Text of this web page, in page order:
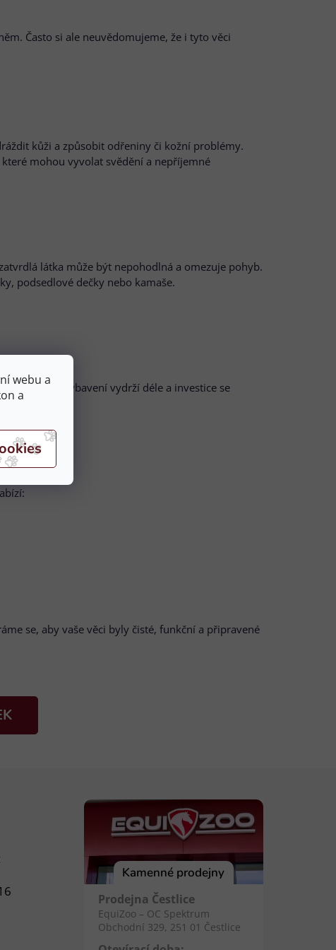
webu a
a
Často si ale neuvědomujeme, že i tyto věci
kůži a způsobit odřeniny či kožní problémy.
mohou vyvolat svědění a nepříjemné
látka může být nepohodlná a omezuje pohyb.
podsedlové dečky nebo kamaše.
praní vám vybavení vydrží déle a investice se
se, aby vaše věci byly čisté, funkční a připravené
Kamenné prodejny
Prodejna Čestlice
EquiZoo – OC Spektrum
Obchodní 329, 251 01 Čestlice